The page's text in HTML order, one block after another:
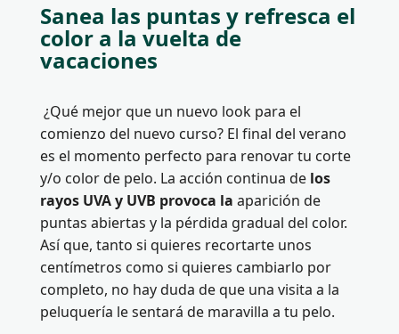
Sanea las puntas y refresca el
color a la vuelta de
vacaciones
¿Qué mejor que un nuevo look para el
comienzo del nuevo curso? El final del verano
es el momento perfecto para renovar tu corte
y/o color de pelo. La acción continua de los
rayos UVA y UVB provoca la aparición de
puntas abiertas y la pérdida gradual del color.
Así que, tanto si quieres recortarte unos
centímetros como si quieres cambiarlo por
completo, no hay duda de que una visita a la
peluquería le sentará de maravilla a tu pelo.